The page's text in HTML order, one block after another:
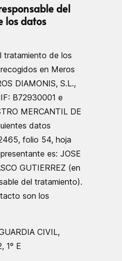
del
los datos
tratamiento de los
en Meros
DIAMONIS, S.L.,
B72930001 e
MERCANTIL DE
datos
folio 54, hoja
es: JOSE
GUTIERREZ (en
del tratamiento).
son los
CIVIL,
1º E